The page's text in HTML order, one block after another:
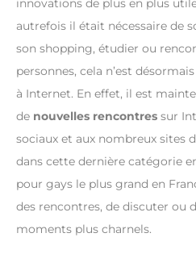
innovations de plus en plus
autrefois il était nécessaire de
son shopping, étudier ou
personnes, cela n’est
à Internet. En effet, il est
de nouvelles rencontres sur
sociaux et aux nombreux sites
dans cette dernière catégorie
pour gays le plus grand en
des rencontres, de discuter ou
moments plus charnels.